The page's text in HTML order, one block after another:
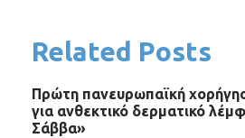
Related Posts
Πρώτη πανευρωπαϊκή
για ανθεκτικό δερματικό
Σάββα»